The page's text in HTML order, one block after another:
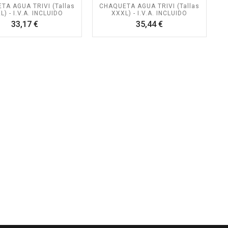
AGUA TRIVI (Tallas
- I.V.A. INCLUIDO
33,17 €Precio
CHAQUETA AGUA TRIVI (Tallas
XXXL) - I.V.A. INCLUIDO
35,44 €Precio